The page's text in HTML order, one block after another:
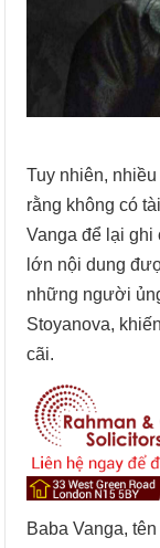
Tuy nhiên,
rằng không có
Vanga để lại ghi
lớn nội dung
những người
Stoyanova,
cãi.
Baba Vanga,